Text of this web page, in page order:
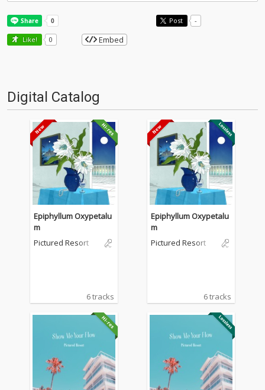
Post -
Like! 0 Embed
Digital Catalog
Epiphyllum Oxypetalu
m
Pictured Resort
6 tracks
Epiphyllum Oxypetalu
m
Pictured Resort
6 tracks